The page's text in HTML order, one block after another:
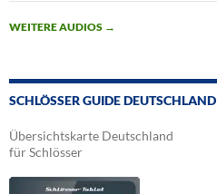
WEITERE AUDIOS →
SCHLÖSSER GUIDE DEUTSCHLAND
Übersichtskarte Deutschland
für Schlösser